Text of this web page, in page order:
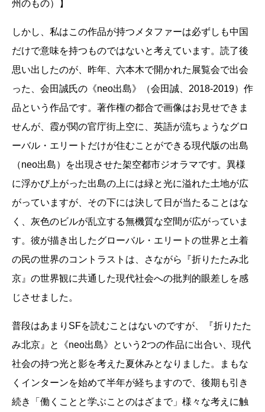
州のもの）】
しかし、私はこの作品が持つメタファーは必ずしも中国
だけで意味を持つものではないと考えています。読了後
思い出したのが、昨年、六本木で開かれた展覧会で出会
った、会田誠氏の《neo出島》（会田誠、2018-2019）作
品という作品です。著作権の都合で画像はお見せできま
せんが、霞が関の官庁街上空に、英語が流ちょうなグロ
ーバル・エリートだけが住むことができる現代版の出島
（neo出島）を出現させた架空都市ジオラマです。異様
に浮かび上がった出島の上には緑と光に溢れた土地が広
がっていますが、その下には決して日が当たることはな
く、灰色のビルが乱立する無機質な空間が広がっていま
す。彼が描き出したグローバル・エリートの世界と土着
の民の世界のコントラストは、さながら『折りたたみ北
京』の世界観に共通した現代社会への批判的眼差しを感
じさせました。
普段はあまりSFを読むことはないのですが、『折りたた
み北京』と《neo出島》という2つの作品に出合い、現代
社会の持つ光と影を考えた夏休みとなりました。まもな
くインターンを始めて半年が経ちますので、後期も引き
続き「働くことと学ぶことのはざまで」様々な考えに触